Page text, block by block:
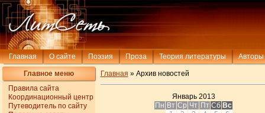
Главная О сайте Поэзия Проза Теория литературы Авторы
Главное меню
Правила сайта
Координационный центр
Путеводитель по сайту
Главная » Архив новостей
Январь 2013
Пн Вт Ср Чт Пт Сб Вс